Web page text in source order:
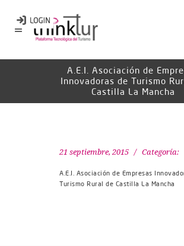
A.E.I. Asociación de
Innovadoras de Turismo
Castilla La Mancha
21 septiembre, 2015 Categoría:
A.E.I. Asociación de Empresas
Turismo Rural de Castilla La Mancha